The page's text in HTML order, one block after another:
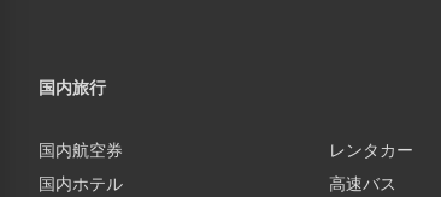
国内旅行
国内航空券
国内ホテル
レンタカー
高速バス